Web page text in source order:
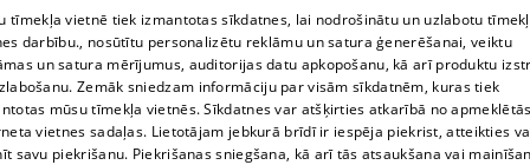
комментариев
TВ-программа
Условия договора
360 Ziņu kontakti
tīmekļa vietnē tiek izmantotas sīkdatnes, lai nodrošinātu un uzlabotu
darbību., nosūtītu personalizētu reklāmu un satura ģenerēšanai, veiktu
un satura mērījumus, auditorijas datu apkopošanu, kā arī produktu
Zemāk sniedzam informāciju par visām sīkdatnēm, kuras tiek
mūsu tīmekļa vietnēs. Sīkdatnes var atšķirties atkarībā no
vietnes sadaļas. Lietotājam jebkurā brīdī ir iespēja piekrist, atteikties
savu piekrišanu. Piekrišanas sniegšana, kā arī tās atsaukšana vai